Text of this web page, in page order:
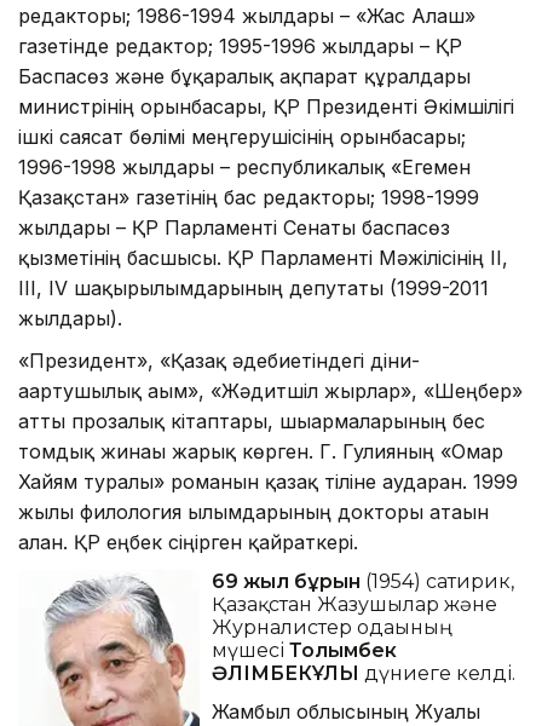
редакторы; 1986-1994 жылдары – «Жас Алаш»
газетінде редактор; 1995-1996 жылдары – ҚР
Баспасөз және бұқаралық ақпарат құралдары
министрінің орынбасары, ҚР Президенті Әкімшілігі
ішкі саясат бөлімі меңгерушісінің орынбасары;
1996-1998 жылдары – республикалық «Егемен
Қазақстан» газетінің бас редакторы; 1998-1999
жылдары – ҚР Парламенті Сенаты баспасөз
қызметінің басшысы. ҚР Парламенті Мәжілісінің ІІ,
ІІІ, IV шақырылымдарының депутаты (1999-2011
жылдары).
«Президент», «Қазақ әдебиетіндегі діни-
ағартушылық ағым», «Жәдитшіл жырлар», «Шеңбер»
атты прозалық кітаптары, шығармаларының бес
томдық жинағы жарық көрген. Г. Гулияның «Омар
Хайям туралы» романын қазақ тіліне аударған. 1999
жылы филология ғылымдарының докторы атағын
алған. ҚР еңбек сіңірген қайраткері.
69 жыл бұрын (1954) сатирик,
Қазақстан Жазушылар және
Журналистер одағының
мүшесі Толымбек
ӘЛІМБЕКҰЛЫ дүниеге келді.
Жамбыл облысының Жуалы